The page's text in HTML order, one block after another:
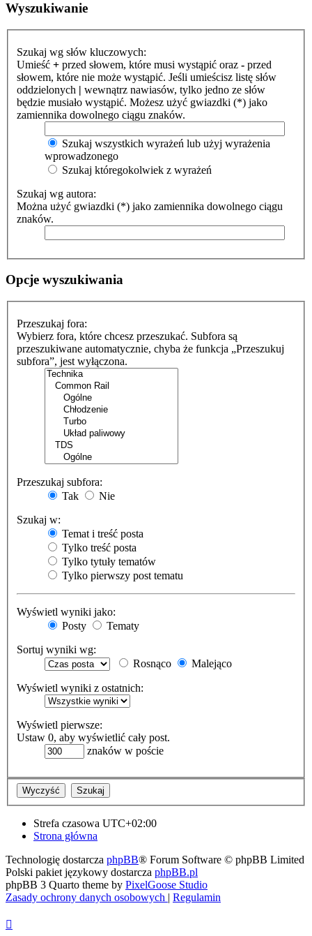
Wyszukiwanie
Szukaj wg słów kluczowych:
Umieść + przed słowem, które musi wystąpić oraz - przed
słowem, które nie może wystąpić. Jeśli umieścisz listę słów
oddzielonych | wewnątrz nawiasów, tylko jedno ze słów
będzie musiało wystąpić. Możesz użyć gwiazdki (*) jako
zamiennika dowolnego ciągu znaków.
Szukaj wszystkich wyrażeń lub użyj wyrażenia
wprowadzonego
Szukaj któregokolwiek z wyrażeń
Szukaj wg autora:
Można użyć gwiazdki (*) jako zamiennika dowolnego ciągu
znaków.
Opcje wyszukiwania
Przeszukaj fora:
Wybierz fora, które chcesz przeszukać. Subfora są
przeszukiwane automatycznie, chyba że funkcja „Przeszukuj
subfora”, jest wyłączona.
Przeszukaj subfora:
Tak
Nie
Szukaj w:
Temat i treść posta
Tylko treść posta
Tylko tytuły tematów
Tylko pierwszy post tematu
Wyświetl wyniki jako:
Posty
Tematy
Sortuj wyniki wg:
Rosnąco
Malejąco
Wyświetl wyniki z ostatnich:
Wyświetl pierwsze:
Ustaw 0, aby wyświetlić cały post.
znaków w poście
Strefa czasowa UTC+02:00
Strona główna
Technologię dostarcza phpBB® Forum Software © phpBB Limited
Polski pakiet językowy dostarcza phpBB.pl
phpBB 3 Quarto theme by PixelGoose Studio
Zasady ochrony danych osobowych | Regulamin